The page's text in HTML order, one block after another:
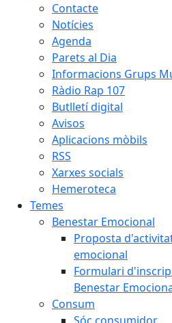
Contacte
Notícies
Agenda
Parets al Dia
Informacions Grups
Ràdio Rap 107
Butlletí digital
Avisos
Aplicacions mòbils
RSS
Xarxes socials
Hemeroteca
Temes
Benestar Emocional
Proposta
emocional
Formulari
Benestar
Consum